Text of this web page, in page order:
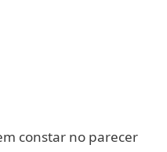
constar no parecer